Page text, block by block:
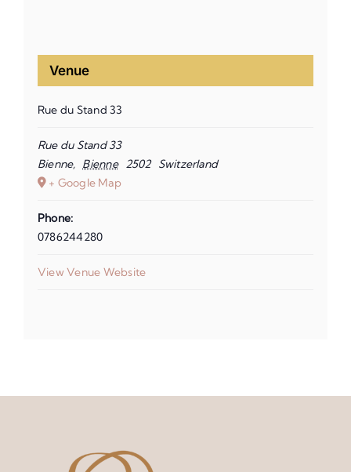
Venue
Rue du Stand 33
Rue du Stand 33
Bienne, Bienne 2502 Switzerland
+ Google Map
Phone:
0786244280
View Venue Website